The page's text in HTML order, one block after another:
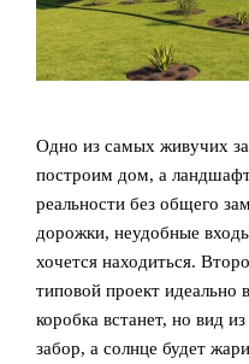
Одно из самых живучих
построим дом, а
реальности без общего
дорожки, неудобные
хочется находиться.
типовой проект идеально
коробка встанет, но вид
забор, а солнце будет